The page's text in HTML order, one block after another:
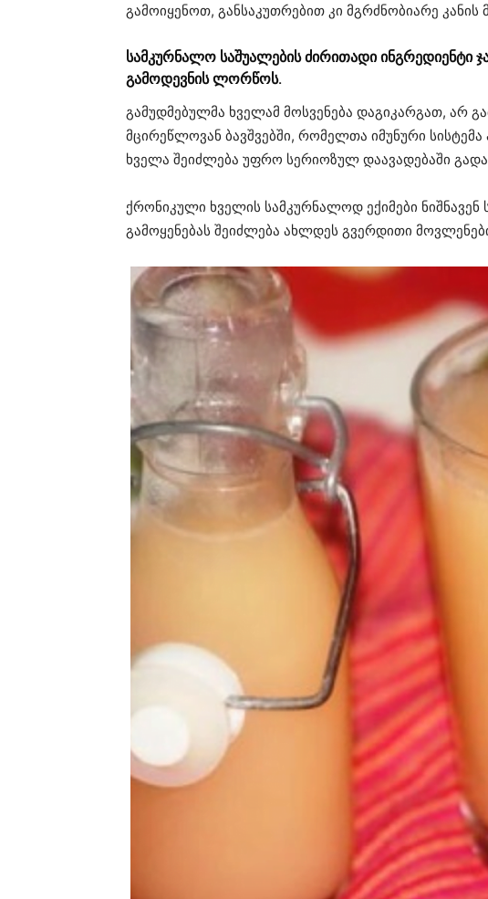
გამოიყენოთ, განსაკუთრებით კი მგრძნობიარე კანის
სამკურნალო საშუალების ძირითადი
გამოდევნის ლორწოს.
გამუდმებულმა ხველამ მოსვენება დაგიკარგათ, არ
მცირეწლოვან ბავშვებში, რომელთა იმუნური
ხველა შეიძლება უფრო სერიოზულ დაავადებაში
ქრონიკული ხველის სამკურნალოდ ექიმები
გამოყენებას შეიძლება ახლდეს გვერდითი